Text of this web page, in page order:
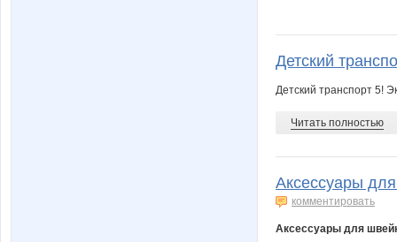
Детский
Детский транспорт 5!
Читать полностью
Аксессуары
комментировать
Аксессуары для